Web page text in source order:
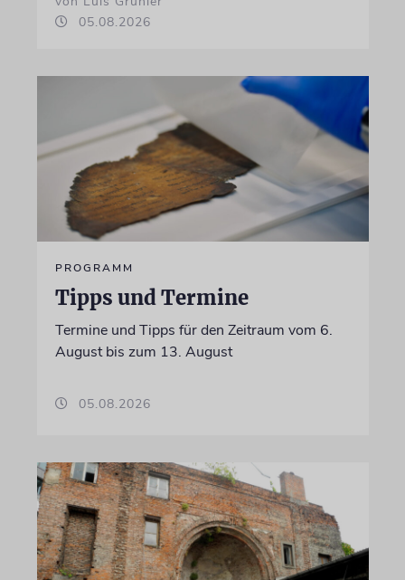
05.08.2026
PROGRAMM
Tipps und Termine
Termine und Tipps für den Zeitraum vom 6.
August bis zum 13. August
05.08.2026